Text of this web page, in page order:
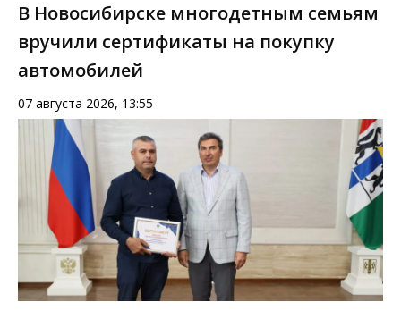
В Новосибирске многодетным семьям
вручили сертификаты на покупку
автомобилей
07 августа 2026, 13:55